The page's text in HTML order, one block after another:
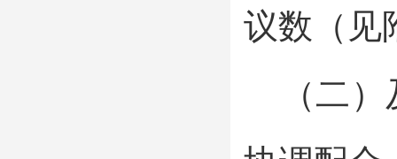
议数（见
（二）